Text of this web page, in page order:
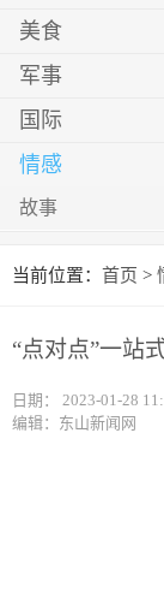
美食
军事
国际
情感
故事
当前位置： 首页 >
“点对点”一站
日期： 2023-01-28
编辑：东山新闻网